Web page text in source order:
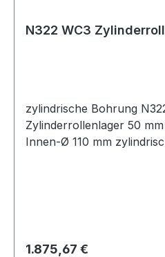
N322 WC3
zylindrische Bohrung
Zylinderrollenlager 50
Innen-Ø 110 mm zylindrische
Regulärer Preis:
1.875,67 €